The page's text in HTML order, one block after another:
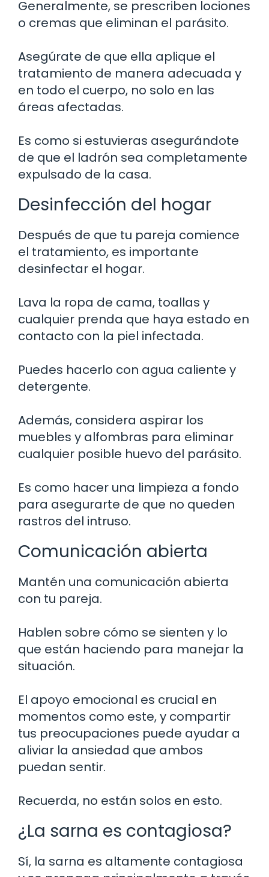
Generalmente, se prescriben lociones
o cremas que eliminan el parásito.
Asegúrate de que ella aplique el
tratamiento de manera adecuada y
en todo el cuerpo, no solo en las
áreas afectadas.
Es como si estuvieras asegurándote
de que el ladrón sea completamente
expulsado de la casa.
Desinfección del hogar
Después de que tu pareja comience
el tratamiento, es importante
desinfectar el hogar.
Lava la ropa de cama, toallas y
cualquier prenda que haya estado en
contacto con la piel infectada.
Puedes hacerlo con agua caliente y
detergente.
Además, considera aspirar los
muebles y alfombras para eliminar
cualquier posible huevo del parásito.
Es como hacer una limpieza a fondo
para asegurarte de que no queden
rastros del intruso.
Comunicación abierta
Mantén una comunicación abierta
con tu pareja.
Hablen sobre cómo se sienten y lo
que están haciendo para manejar la
situación.
El apoyo emocional es crucial en
momentos como este, y compartir
tus preocupaciones puede ayudar a
aliviar la ansiedad que ambos
puedan sentir.
Recuerda, no están solos en esto.
¿La sarna es contagiosa?
Sí, la sarna es altamente contagiosa